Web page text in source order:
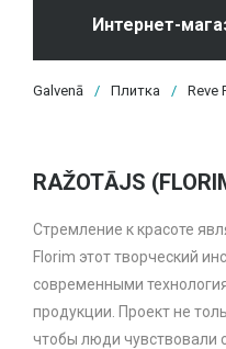
Интернет-
Galvenā / Плитка / Reve
RAŽOTĀJS
Стремление к красоте
Florim этот творческий
современными
продукции. Проект не
чтобы люди чувствовали